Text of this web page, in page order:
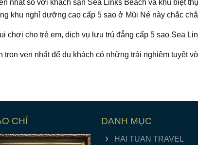
nhất so với khách sạn Sea Links Beach và khu biệt
khu nghỉ dưỡng cao cấp 5 sao ở Mũi Né này chắc
chơi cho trẻ em, dịch vụ lưu trú đẳng cấp 5 sao Sea
vẹn nhất để du khách có những trải nghiệm tuyệt
CHÍ DANH MỤC
HAI TUAN TRAVEL